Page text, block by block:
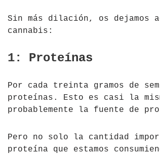
Italia
Macedonia del Norte
País de Gales
Sin más dilación, os dejamos
cannabis:
1: Proteínas
Por cada treinta gramos de
proteínas. Esto es casi la
probablemente la fuente de
Pero no solo la cantidad
proteína que estamos